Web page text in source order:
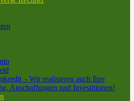
– Wir realisieren auch Ihre
Anschaffungen und Investitionen!